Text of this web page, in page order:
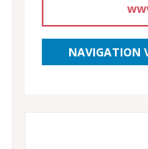
NAVIGATION